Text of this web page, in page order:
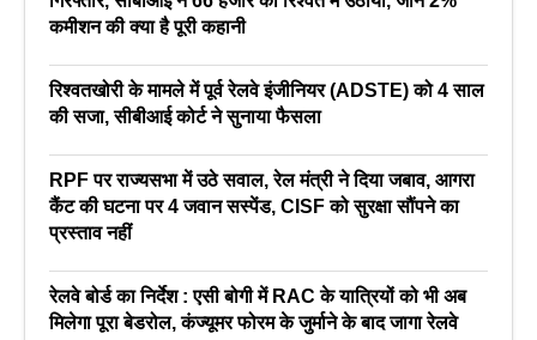
कमीशन की क्या है पूरी कहानी
रिश्वतखोरी के मामले में पूर्व रेलवे इंजीनियर (ADSTE) को 4 साल
की सजा, सीबीआई कोर्ट ने सुनाया फैसला
RPF पर राज्यसभा में उठे सवाल, रेल मंत्री ने दिया जबाव, आगरा
कैंट की घटना पर 4 जवान सस्पेंड, CISF को सुरक्षा सौंपने का
प्रस्ताव नहीं
रेलवे बोर्ड का निर्देश : एसी बोगी में RAC के यात्रियों को भी अब
मिलेगा पूरा बेडरोल, कंज्यूमर फोरम के जुर्माने के बाद जागा रेलवे